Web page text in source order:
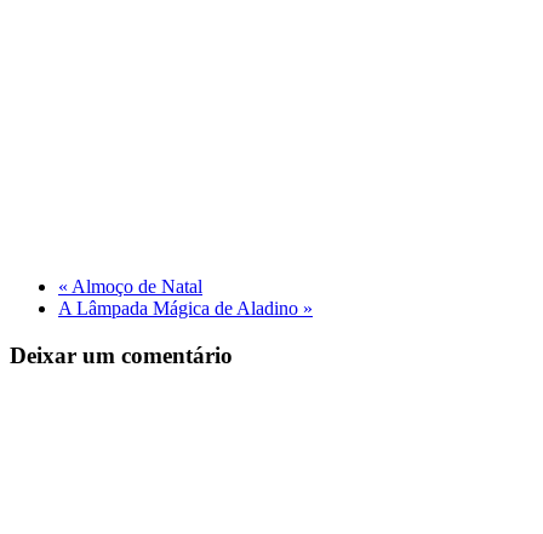
« Almoço de Natal
A Lâmpada Mágica de Aladino »
Deixar um comentário